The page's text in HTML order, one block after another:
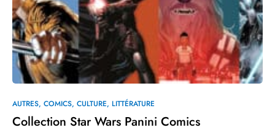
AUTRES COMICS CULTURE LITTÉRATURE
Collection Star Wars Panini Comics